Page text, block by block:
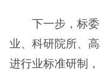
下一步，标
业、科研院所、
进行业标准研制